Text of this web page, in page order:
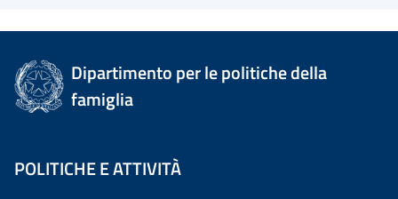
Dipartimento per le politiche della
famiglia
POLITICHE E ATTIVITÀ